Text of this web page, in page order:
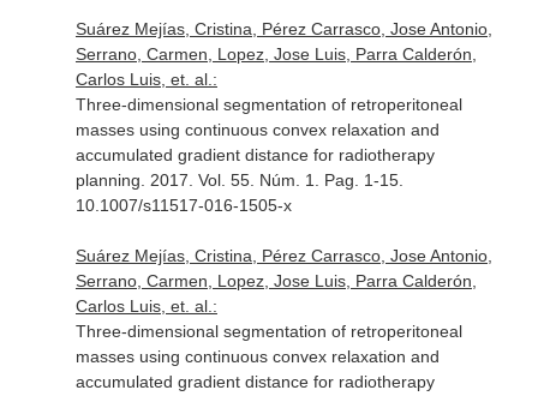
Suárez Mejías, Cristina, Pérez Carrasco, Jose Antonio,
Serrano, Carmen, Lopez, Jose Luis, Parra Calderón,
Carlos Luis, et. al.:
Three-dimensional segmentation of retroperitoneal
masses using continuous convex relaxation and
accumulated gradient distance for radiotherapy
planning. 2017. Vol. 55. Núm. 1. Pag. 1-15.
10.1007/s11517-016-1505-x
Suárez Mejías, Cristina, Pérez Carrasco, Jose Antonio,
Serrano, Carmen, Lopez, Jose Luis, Parra Calderón,
Carlos Luis, et. al.:
Three-dimensional segmentation of retroperitoneal
masses using continuous convex relaxation and
accumulated gradient distance for radiotherapy